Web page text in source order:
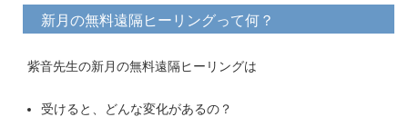
新月の無料遠隔ヒーリングって何？
紫音先生の新月の無料遠隔ヒーリングは
受けると、どんな変化があるの？